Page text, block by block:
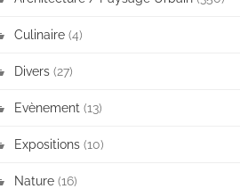
Culinaire (4)
Divers (27)
Evènement (13)
Expositions (10)
Nature (16)